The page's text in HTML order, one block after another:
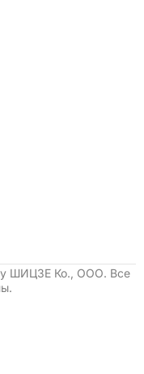
ШИЦЗЕ Ко., ООО. Все